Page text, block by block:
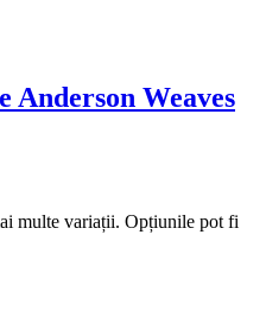
Anderson Weaves
multe variații. Opțiunile pot fi